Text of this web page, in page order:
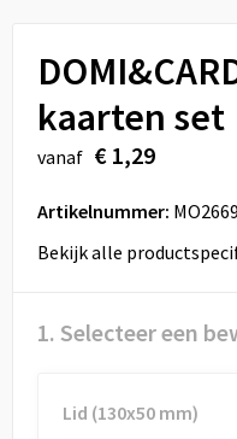
Veiligheid, Auto en Fiets
Vrije tijd en Strand
Aanstekers
Rugzakken
Schoenentassen
Sporttassen
Autotassen
kaarten set
vanaf € 1,29
Artikelnummer:
Bekijk alle
1. Selecteer een
Lid (130x50 mm)